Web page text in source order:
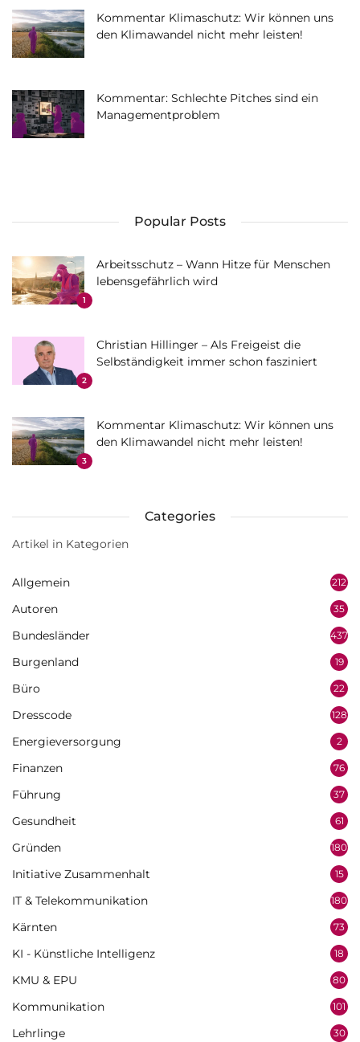
Kommentar Klimaschutz: Wir können uns
den Klimawandel nicht mehr leisten!
Kommentar: Schlechte Pitches sind ein
Managementproblem
Popular Posts
1
Arbeitsschutz – Wann Hitze für Menschen
lebensgefährlich wird
2
Christian Hillinger – Als Freigeist die
Selbständigkeit immer schon fasziniert
3
Kommentar Klimaschutz: Wir können uns
den Klimawandel nicht mehr leisten!
Categories
Artikel in Kategorien
Allgemein 212
Autoren 35
Bundesländer 437
Burgenland 19
Büro 22
Dresscode 128
Energieversorgung 2
Finanzen 76
Führung 37
Gesundheit 61
Gründen 180
Initiative Zusammenhalt 15
IT & Telekommunikation 180
Kärnten 73
KI - Künstliche Intelligenz 18
KMU & EPU 80
Kommunikation 101
Lehrlinge 30